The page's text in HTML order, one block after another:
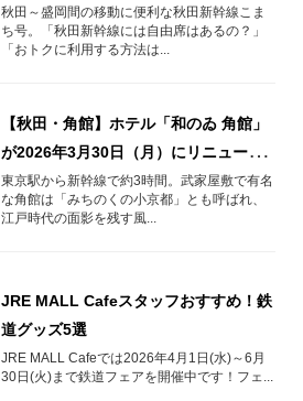
方法！
秋田～盛岡間の移動に便利な秋田新幹線こま
ち号。「秋田新幹線には自由席はあるの？」
「おトクに利用する方法は...
【秋田・角館】ホテル「和のゐ 角館」
が2026年3月30日（月）にリニューア
ル開業しました！
東京駅から新幹線で約3時間。武家屋敷で有名
な角館は「みちのくの小京都」とも呼ばれ、
江戸時代の面影を残す風...
JRE MALL Cafeスタッフおすすめ！鉄
道グッズ5選
JRE MALL Cafeでは2026年4月1日(水)～6月
30日(火)まで鉄道フェアを開催中です！フェ...